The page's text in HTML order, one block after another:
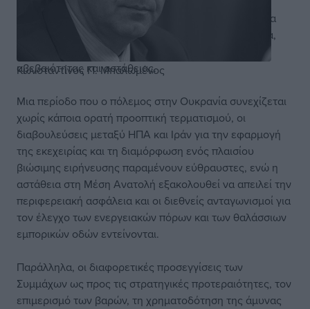
Κωνσταντίνος Π. Μπαλωμένος
Η προσεχής Σύνοδος Κορυφής του ΝΑΤΟ, η οποία θα
πραγματοποιηθεί στις 7-8 Ιουλίου 2026 στην Άγκυρα,
διεξάγεται σε μια περίοδο αυξημένης γεωπολιτικής
αβεβαιότητας και αστάθειας.
Μια περίοδο που ο πόλεμος στην Ουκρανία συνεχίζεται
χωρίς κάποια ορατή προοπτική τερματισμού, οι
διαβουλεύσεις μεταξύ ΗΠΑ και Ιράν για την εφαρμογή
της εκεχειρίας και τη διαμόρφωση ενός πλαισίου
βιώσιμης ειρήνευσης παραμένουν εύθραυστες, ενώ η
αστάθεια στη Μέση Ανατολή εξακολουθεί να απειλεί την
περιφερειακή ασφάλεια και οι διεθνείς ανταγωνισμοί για
τον έλεγχο των ενεργειακών πόρων και των θαλάσσιων
εμπορικών οδών εντείνονται.
Παράλληλα, οι διαφορετικές προσεγγίσεις των
Συμμάχων ως προς τις στρατηγικές προτεραιότητες, τον
επιμερισμό των βαρών, τη χρηματοδότηση της άμυνας